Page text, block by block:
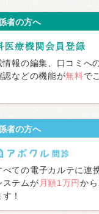
者の方へ
情報の編集、口コミへ
認などの機能が無料で
者の方へ
べての電子カルテに連
ステムが 月額1万円か
す！